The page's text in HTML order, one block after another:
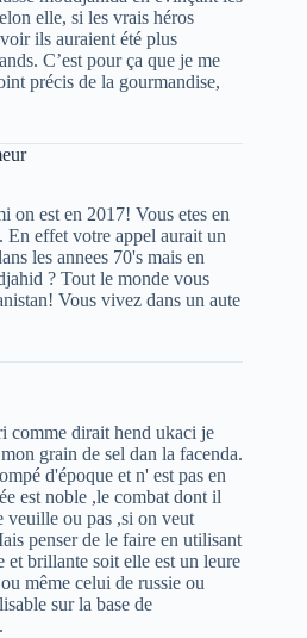
elle, si les vrais héros
ils auraient été plus
C’est pour ça que je me
précis de la gourmandise,
on est en 2017! Vous etes en
En effet votre appel aurait un
les annees 70's mais en
? Tout le monde vous
Vous vivez dans un aute
comme dirait hend ukaci je
grain de sel dan la facenda.
d'époque et n' est pas en
est noble ,le combat dont il
veuille ou pas ,si on veut
penser de le faire en utilisant
et brillante soit elle est un leure
même celui de russie ou
sur la base de